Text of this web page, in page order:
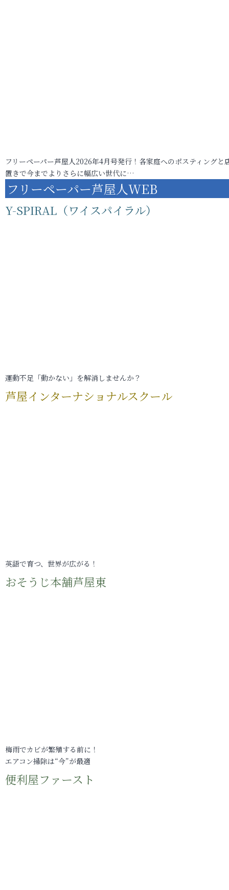
フリーペーパー芦屋人2026年4月号発行！各家庭へのポスティングと
置きで今までよりさらに幅広い世代に…
フリーペーパー芦屋人WEB
Y-SPIRAL（ワイスパイラル）
運動不足「動かない」を解消しませんか？
芦屋インターナショナルスクール
英語で育つ、世界が広がる！
おそうじ本舗芦屋東
梅雨でカビが繁殖する前に！
エアコン掃除は“今”が最適
便利屋ファースト